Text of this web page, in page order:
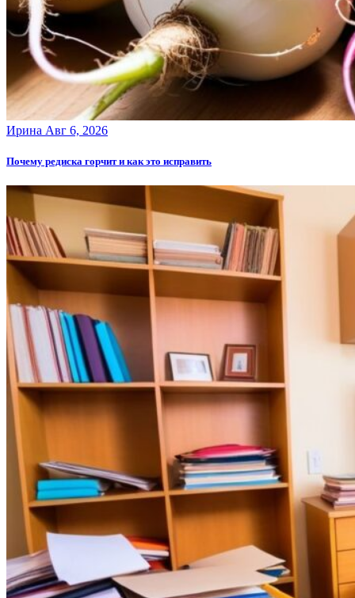
Ирина Авг 6, 2026
Почему редиска горчит и как это исправить